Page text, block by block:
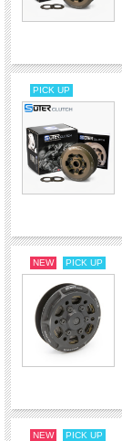
PICK UP
NEW PICK UP
NEW PICK UP